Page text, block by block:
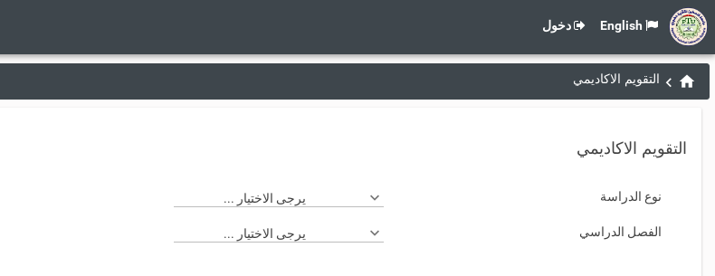
دخول
التقويم الاكاديمي
التقويم الاكاديمي
نوع الدراسة يرجى الاختيار ...
الفصل الدراسي يرجى الاختيار ...